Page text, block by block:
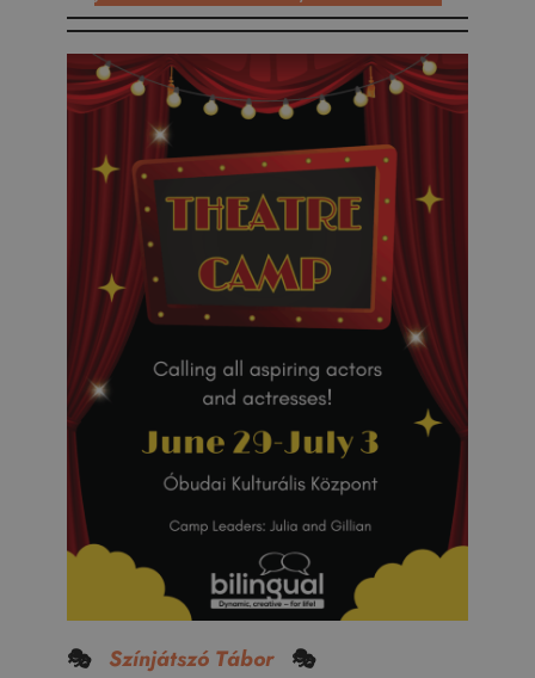
🎭 Színjátszó Tábor 🎭